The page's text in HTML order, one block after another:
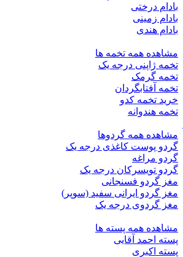
بادام درختی
بادام زمینی
بادام هندی
مشاهده همه تخمه ها
تخمه ژاپنی درجه یک
تخمه گرمک
تخمه آفتابگردان
خرید تخمه کدو
تخمه هندوانه
مشاهده همه گردوها
گردو پوست کاغذی درجه یک
گردو مراغه
گردو تویسرکان درجه یک
مغز گردو فسنجانی
مغز گردو ایرانی سفید (سوپر)
مغز گردوی درجه یک
مشاهده همه پسته ها
پسته احمد آقایی
پسته اکبری